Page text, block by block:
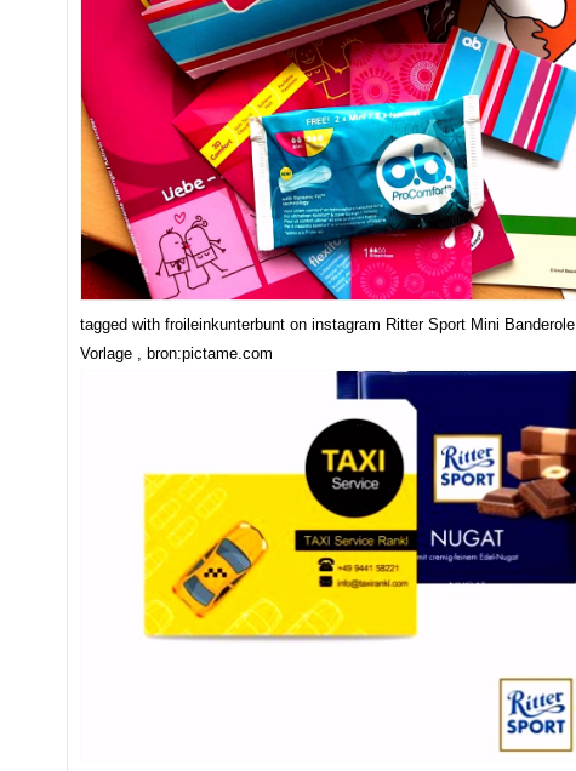
tagged with froileinkunterbunt on instagram Ritter Sport Mini Banderole
Vorlage , bron:pictame.com